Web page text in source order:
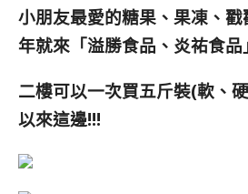
小朋友最愛的糖果、果凍、
年就來「溢勝食品、炎祐食
二樓可以一次買五斤裝(軟、
以來這邊!!!